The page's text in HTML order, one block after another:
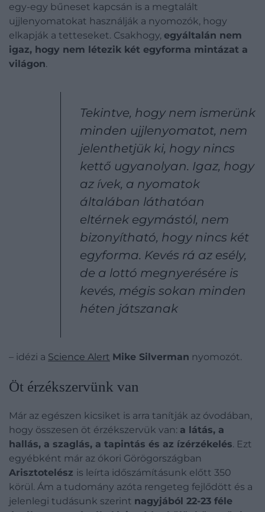
egy-egy bűneset kapcsán is a megtalált
ujjlenyomatokat használják a nyomozók, hogy
elkapják a tetteseket. Csakhogy, egyáltalán nem
igaz, hogy nem létezik két egyforma mintázat a
világon.
Tekintve, hogy nem ismerünk
minden ujjlenyomatot, nem
jelenthetjük ki, hogy nincs
kettő ugyanolyan. Igaz, hogy
az ívek, a nyomatok
általában láthatóan
eltérnek egymástól, nem
bizonyítható, hogy nincs két
egyforma. Kevés rá az esély,
de a lottó megnyerésére is
kevés, mégis sokan minden
héten játszanak
– idézi a Science Alert Mike Silverman nyomozót.
Öt érzékszervünk van
Már az egészen kicsiket is arra tanítják az óvodában,
hogy összesen öt érzékszervük van: a látás, a
hallás, a szaglás, a tapintás és az ízérzékelés. Ezt
egyébként már az ókori Görögországban
Arisztotelész is leírta időszámításunk előtt 350
körül. Ám a tudomány azóta rengeteg fejlődött és a
jelenlegi tudásunk szerint nagyjából 22-23 féle